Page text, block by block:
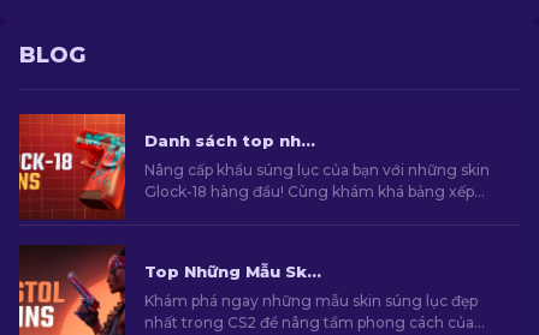
BLOG
Danh sách top những skin Glock-18 tốt nhất trong CS2 [2026]
Nâng cấp khẩu súng lục của bạn với những skin
Glock-18 hàng đầu! Cùng khám khá bảng xếp
Top Những Mẫu Skin Súng Lục Đẹp Nhất Trong CS2 [2026]
Khám phá ngay những mẫu skin súng lục đẹp
nhất trong CS2 để nâng tầm phong cách của